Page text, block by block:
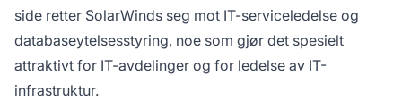
side retter SolarWinds seg mot IT-serviceledelse og
databaseytelsesstyring, noe som gjør det spesielt
attraktivt for IT-avdelinger og for ledelse av IT-
infrastruktur.